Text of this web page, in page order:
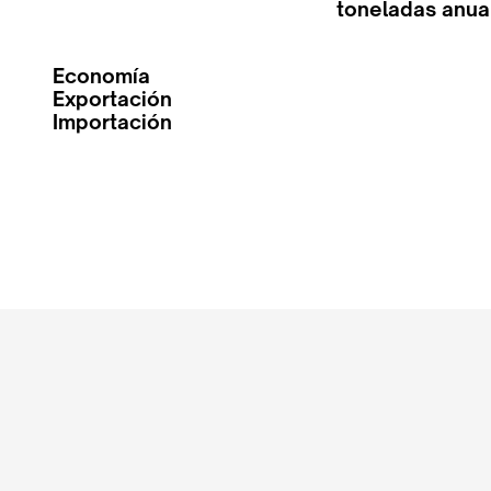
toneladas
Economía
Exportación
Importación